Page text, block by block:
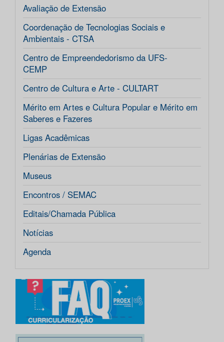
Avaliação de Extensão
Coordenação de Tecnologias Sociais e
Ambientais - CTSA
Centro de Empreendedorismo da UFS-
CEMP
Centro de Cultura e Arte - CULTART
Mérito em Artes e Cultura Popular e Mérito em
Saberes e Fazeres
Ligas Acadêmicas
Plenárias de Extensão
Museus
Encontros / SEMAC
Editais/Chamada Pública
Notícias
Agenda